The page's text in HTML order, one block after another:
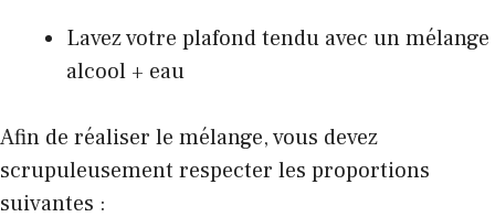
Lavez votre plafond tendu avec un mélange
alcool + eau
Afin de réaliser le mélange, vous devez
scrupuleusement respecter les proportions
suivantes :